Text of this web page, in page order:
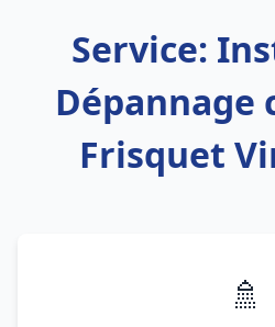
Service:
Dépannage
Frisquet
🚿